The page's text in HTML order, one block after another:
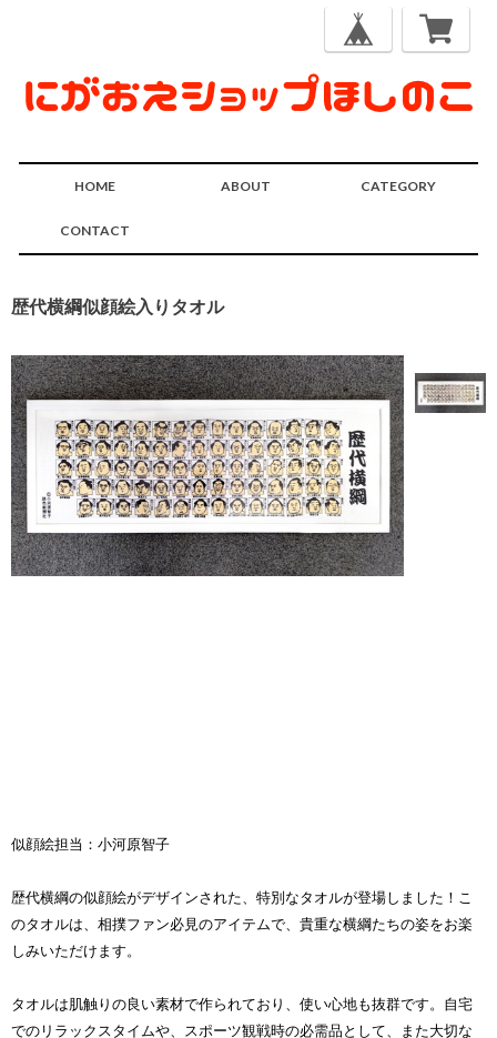
HOME ABOUT CATEGORY
CONTACT
歴代横綱似顔絵入りタオル
似顔絵担当：小河原智子
歴代横綱の似顔絵がデザインされた、特別なタオルが登場しました！こ
のタオルは、相撲ファン必見のアイテムで、貴重な横綱たちの姿をお楽
しみいただけます。
タオルは肌触りの良い素材で作られており、使い心地も抜群です。自宅
でのリラックスタイムや、スポーツ観戦時の必需品として、また大切な